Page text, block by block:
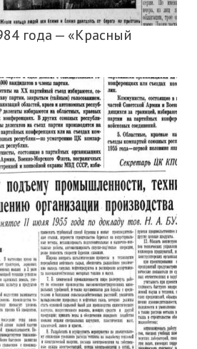
года — «Красный